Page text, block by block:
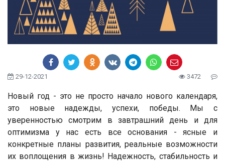
29-12-2021 3472
Новый год - это не просто начало нового календаря,
это новые надежды, успехи, победы. Мы с
уверенностью смотрим в завтрашний день и для
оптимизма у нас есть все основания - ясные и
конкретные планы развития, реальные возможности
их воплощения в жизнь! Надежность, стабильность и